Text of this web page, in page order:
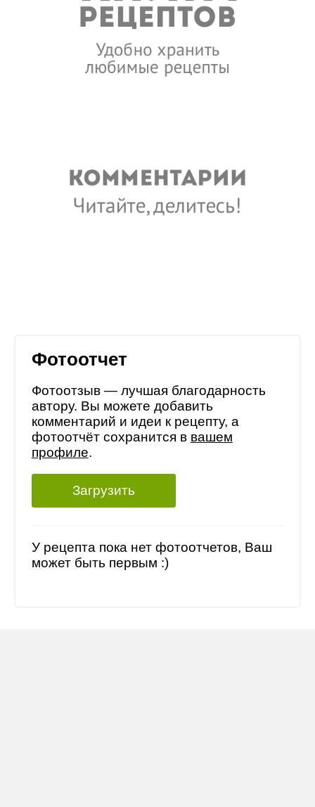
Фотоотчет
Фотоотзыв — лучшая благодарность
автору. Вы можете добавить
комментарий и идеи к рецепту, а
фотоотчёт сохранится в вашем
профиле.
Загрузить
У рецепта пока нет фотоотчетов, Ваш
может быть первым :)